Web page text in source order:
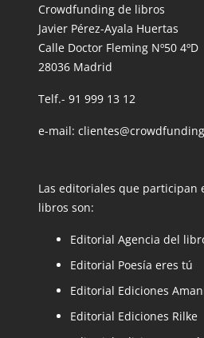
Crowdfunding de libros
Javier Pérez-Ayala Huertas
Calle Doctor Fleming Nº50 4ºD
28036 Madrid
Telf.- 91 999 13 12
e-mail:
Las editoriales que participan
libros son:
Editorial Agencia del
Editorial Poesía eres tú
Editorial Ediciones
Editorial Ediciones Rilke